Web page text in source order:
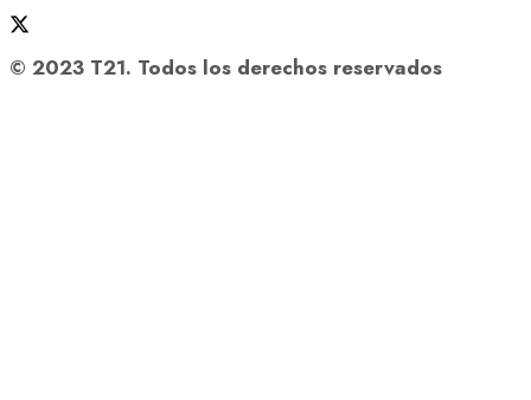
© 2023 T21. Todos los derechos reservados